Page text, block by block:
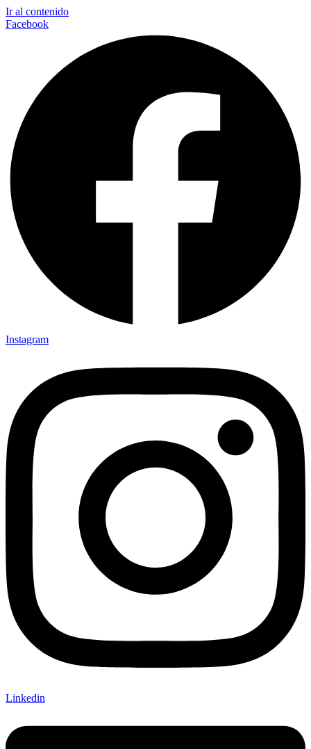
Ir al contenido
Facebook
Instagram
Linkedin